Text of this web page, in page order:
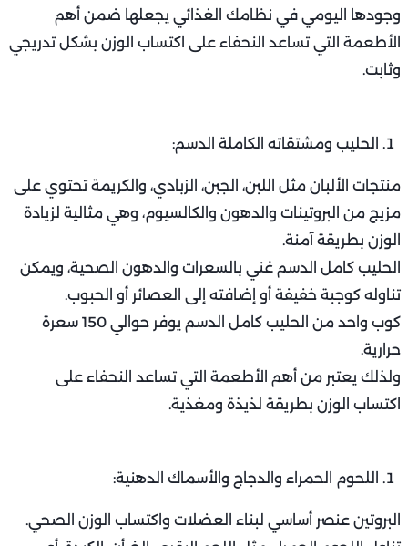
وجودها اليومي في نظامك الغذائي يجعلها ضمن أهم
الأطعمة التي تساعد النحفاء على اكتساب الوزن بشكل تدريجي
وثابت.
الحليب ومشتقاته الكاملة الدسم:
منتجات الألبان مثل اللبن، الجبن، الزبادي، والكريمة تحتوي على
مزيج من البروتينات والدهون والكالسيوم، وهي مثالية لزيادة
الوزن بطريقة آمنة.
الحليب كامل الدسم غني بالسعرات والدهون الصحية، ويمكن
تناوله كوجبة خفيفة أو إضافته إلى العصائر أو الحبوب.
كوب واحد من الحليب كامل الدسم يوفر حوالي 150 سعرة
حرارية.
ولذلك يعتبر من أهم الأطعمة التي تساعد النحفاء على
اكتساب الوزن بطريقة لذيذة ومغذية.
اللحوم الحمراء والدجاج والأسماك الدهنية:
البروتين عنصر أساسي لبناء العضلات واكتساب الوزن الصحي.